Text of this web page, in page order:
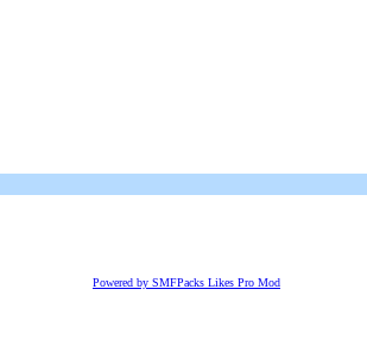
Powered by SMFPacks Likes Pro Mod